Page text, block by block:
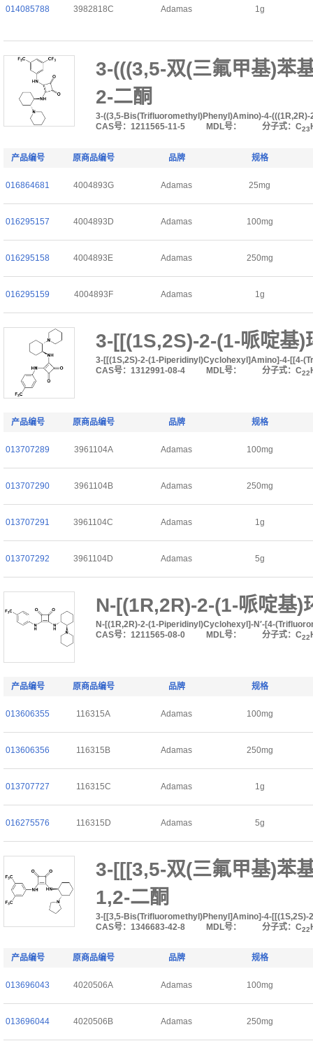
014085788 3982818C Adamas 1g
3-(((3,5-双(三氟甲基)苯
2-二酮
3-((3,5-Bis(Trifluoromethyl)Phenyl)Amino)-4-
CAS号：1211565-11-5
MDL号： 分子式：C23
产品编号 原商品编号 品牌 规格
016864681 4004893G Adamas 25mg
016295157 4004893D Adamas 100mg
016295158 4004893E Adamas 250mg
016295159 4004893F Adamas 1g
3-[[(1S,2S)-2-(1-哌啶基
3-[[(1S,2S)-2-(1-Piperidinyl)Cyclohexyl]Amino]-4-[[4-
CAS号：1312991-08-4
MDL号： 分子式：C22
产品编号 原商品编号 品牌 规格
013707289 3961104A Adamas 100mg
013707290 3961104B Adamas 250mg
013707291 3961104C Adamas 1g
013707292 3961104D Adamas 5g
N-[(1R,2R)-2-(1-哌啶基)
N-[(1R,2R)-2-(1-Piperidinyl)Cyclohexyl]-N′-[4-
CAS号：1211565-08-0
MDL号： 分子式：C22
产品编号 原商品编号 品牌 规格
013606355 116315A Adamas 100mg
013606356 116315B Adamas 250mg
013707727 116315C Adamas 1g
016275576 116315D Adamas 5g
3-[[[3,5-双(三氟甲基)苯
1,2-二酮
3-[[3,5-Bis(Trifluoromethyl)Phenyl]Amino]-4-
CAS号：1346683-42-8
MDL号： 分子式：C22
产品编号 原商品编号 品牌 规格
013696043 4020506A Adamas 100mg
013696044 4020506B Adamas 250mg